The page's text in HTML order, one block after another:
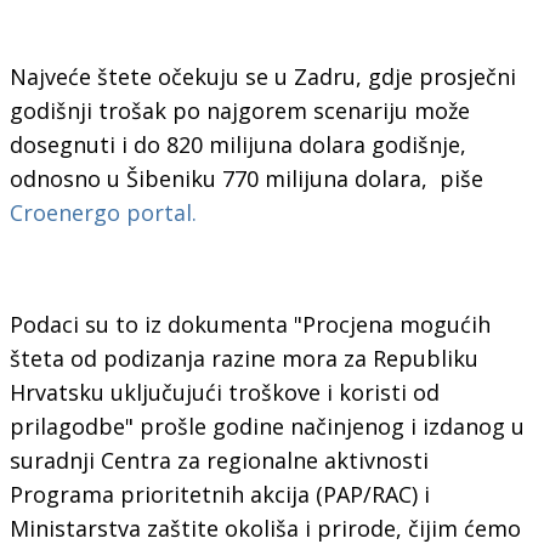
Najveće štete očekuju se u Zadru, gdje prosječni
godišnji trošak po najgorem scenariju može
dosegnuti i do 820 milijuna dolara godišnje,
odnosno u Šibeniku 770 milijuna dolara, piše
Croenergo portal.
Podaci su to iz dokumenta "Procjena mogućih
šteta od podizanja razine mora za Republiku
Hrvatsku uključujući troškove i koristi od
prilagodbe" prošle godine načinjenog i izdanog u
suradnji Centra za regionalne aktivnosti
Programa prioritetnih akcija (PAP/RAC) i
Ministarstva zaštite okoliša i prirode, čijim ćemo